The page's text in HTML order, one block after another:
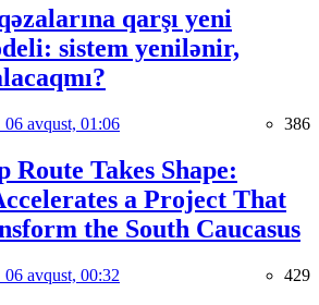
qarşı yeni
sistem yenilənir,
06 avqust, 01:06 386
Route Takes Shape:
a Project That
the South Caucasus
06 avqust, 00:32 429